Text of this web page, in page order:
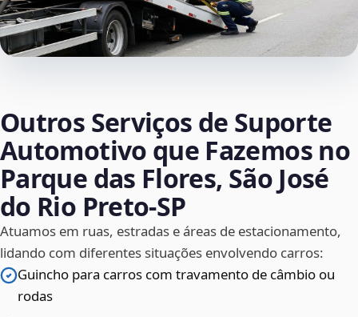
Outros Serviços de Suporte
Automotivo que Fazemos no
Parque das Flores, São José
do Rio Preto‑SP
Atuamos em ruas, estradas e áreas de estacionamento,
lidando com diferentes situações envolvendo carros:
Guincho para carros com travamento de câmbio ou
rodas